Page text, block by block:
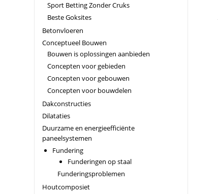
Sport Betting Zonder Cruks
Beste Goksites
Betonvloeren
Conceptueel Bouwen
Bouwen is oplossingen aanbieden
Concepten voor gebieden
Concepten voor gebouwen
Concepten voor bouwdelen
Dakconstructies
Dilataties
Duurzame en energieefficiënte
paneelsystemen
Fundering
Funderingen op staal
Funderingsproblemen
Houtcomposiet